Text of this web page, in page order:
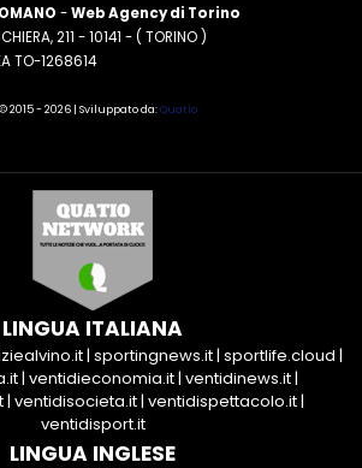
-Web Agency di Torino
211 - 10141 - ( TORINO )
TO-1268614
© 2015 - 2026 | Sviluppato da:Quatio
LINGUA ITALIANA
| sportingnews.it| sportlife.cloud |
| ventidieconomia.it| ventidinews.it|
| ventidisocieta.it| ventidispettacolo.it|
ventidisport.it
LINGUA INGLESE